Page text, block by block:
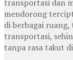
transportasi dan
mendorong
di berbagai
transportasi,
tanpa rasa takut